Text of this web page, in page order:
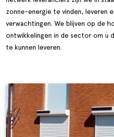
zonne-energie te vinden, leveren
verwachtingen. We blijven op de
ontwikkelingen in de sector om u
te kunnen leveren.